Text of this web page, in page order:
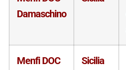
Damaschino
Menfi DOC
Sicilia